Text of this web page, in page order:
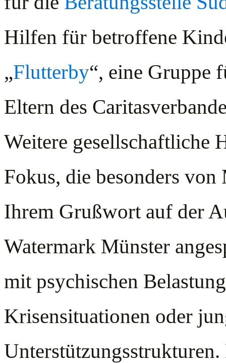
Hilfen für betroffene
„Flutterby“, eine Gruppe
Eltern des
Weitere gesellschaftliche
Fokus, die besonders
Ihrem Grußwort auf der
Watermark Münster
mit psychischen
Krisensituationen oder